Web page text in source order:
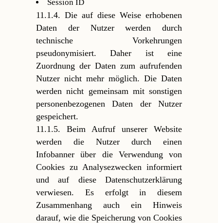
Session ID
11.1.4. Die auf diese Weise erhobenen
Daten der Nutzer werden durch
technische Vorkehrungen
pseudonymisiert. Daher ist eine
Zuordnung der Daten zum aufrufenden
Nutzer nicht mehr möglich. Die Daten
werden nicht gemeinsam mit sonstigen
personenbezogenen Daten der Nutzer
gespeichert.
11.1.5. Beim Aufruf unserer Website
werden die Nutzer durch einen
Infobanner über die Verwendung von
Cookies zu Analysezwecken informiert
und auf diese Datenschutzerklärung
verwiesen. Es erfolgt in diesem
Zusammenhang auch ein Hinweis
darauf, wie die Speicherung von Cookies